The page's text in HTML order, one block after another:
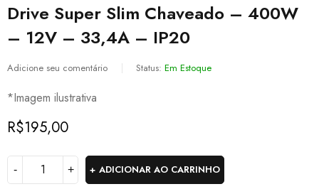
Drive Super Slim Chaveado – 400W
– 12V – 33,4A – IP20
Adicione seu comentário Status: Em Estoque
*Imagem ilustrativa
R$195,00
ADICIONAR AO CARRINHO